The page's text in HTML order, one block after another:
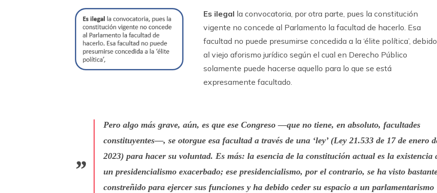
Es ilegal la convocatoria, por otra parte, pues la constitución
vigente no concede al Parlamento la facultad de hacerlo. Esa
facultad no puede presumirse concedida a la ‘élite política’, debido
al viejo aforismo jurídico según el cual en Derecho Público
solamente puede hacerse aquello para lo que se está
expresamente facultado.
Pero algo más grave, aún, es que ese Congreso —que no tiene, en absoluto, facultades
constituyentes—, se otorgue esa facultad a través de una ‘ley’ (Ley 21.533 de 17 de enero
2023) para hacer su voluntad. Es más: la esencia de la constitución actual es la existencia
un presidencialismo exacerbado; ese presidencialismo, por el contrario, se ha visto
constreñido para ejercer sus funciones y ha debido ceder su espacio a un parlamentarismo